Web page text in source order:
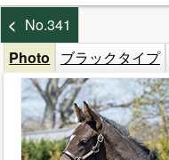
No.341
Photo
ブラックタイプ